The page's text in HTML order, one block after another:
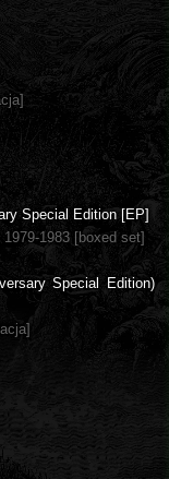
Special Edition [EP]
1983 [boxed set]
Special Edition)